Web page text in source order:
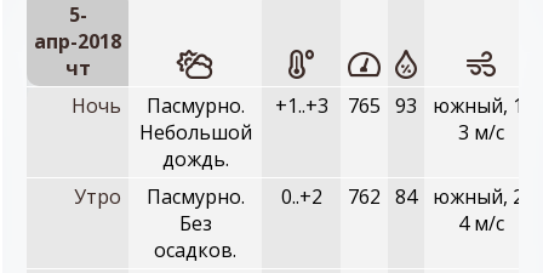
5-
апр-2018
чт
Ночь
Пасмурно.
Небольшой
дождь.
+1..+3 765 93
южный, 1-
3 м/с
Утро
Пасмурно.
Без
осадков.
0..+2 762 84
южный, 2-
4 м/с